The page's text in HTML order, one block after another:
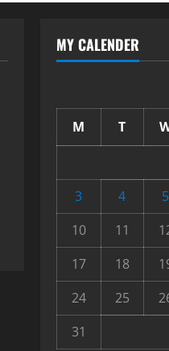
MY CALENDER
M T
3
4 5
10
11
17
18
24
25
31